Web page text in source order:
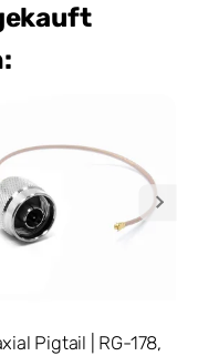
Pigtail | RG-178,